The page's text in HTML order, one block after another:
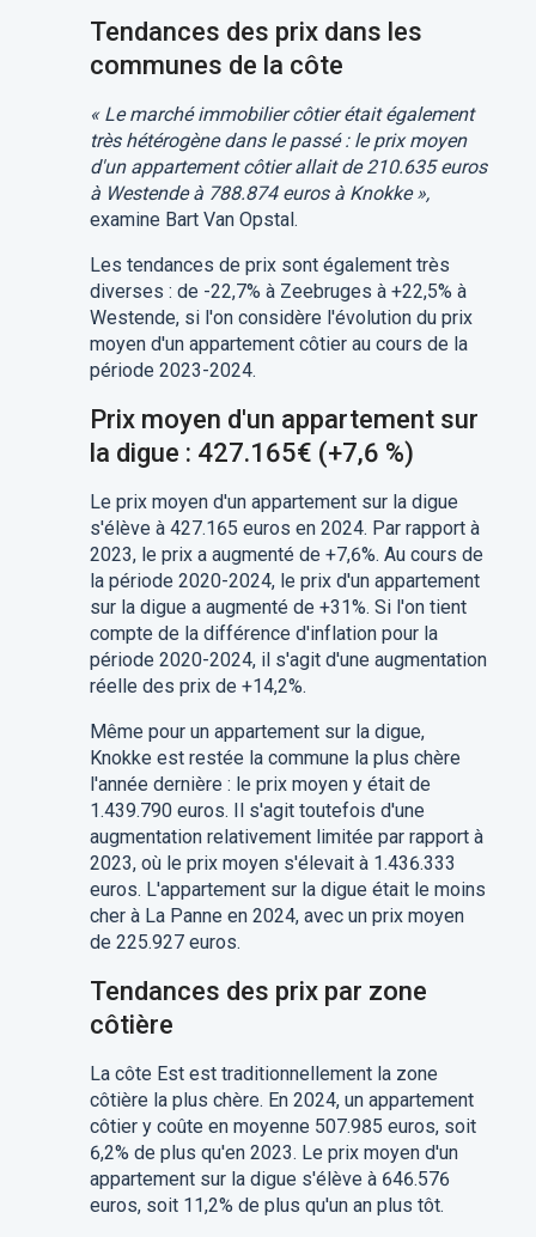
Tendances des prix dans les
communes de la côte
« Le marché immobilier côtier était également
très hétérogène dans le passé : le prix moyen
d'un appartement côtier allait de 210.635 euros
à Westende à 788.874 euros à Knokke »,
examine Bart Van Opstal.
Les tendances de prix sont également très
diverses : de -22,7% à Zeebruges à +22,5% à
Westende, si l'on considère l'évolution du prix
moyen d'un appartement côtier au cours de la
période 2023-2024.
Prix moyen d'un appartement sur
la digue : 427.165€ (+7,6 %)
Le prix moyen d'un appartement sur la digue
s'élève à 427.165 euros en 2024. Par rapport à
2023, le prix a augmenté de +7,6%. Au cours de
la période 2020-2024, le prix d'un appartement
sur la digue a augmenté de +31%. Si l'on tient
compte de la différence d'inflation pour la
période 2020-2024, il s'agit d'une augmentation
réelle des prix de +14,2%.
Même pour un appartement sur la digue,
Knokke est restée la commune la plus chère
l'année dernière : le prix moyen y était de
1.439.790 euros. Il s'agit toutefois d'une
augmentation relativement limitée par rapport à
2023, où le prix moyen s'élevait à 1.436.333
euros. L'appartement sur la digue était le moins
cher à La Panne en 2024, avec un prix moyen
de 225.927 euros.
Tendances des prix par zone
côtière
La côte Est est traditionnellement la zone
côtière la plus chère. En 2024, un appartement
côtier y coûte en moyenne 507.985 euros, soit
6,2% de plus qu'en 2023. Le prix moyen d'un
appartement sur la digue s'élève à 646.576
euros, soit 11,2% de plus qu'un an plus tôt.